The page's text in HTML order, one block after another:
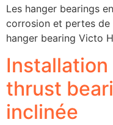
Les hanger bearings
corrosion et pertes de
hanger bearing Victo
Installation
thrust
inclinée